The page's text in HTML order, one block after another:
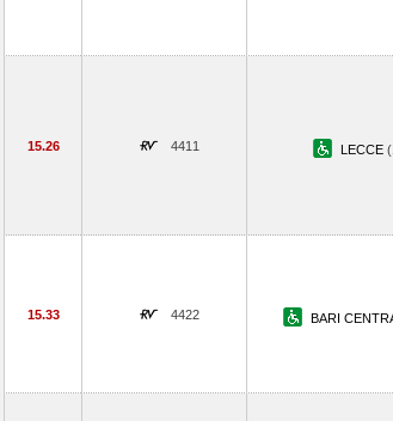
15.26 4411 LECCE
15.33 4422 BARI